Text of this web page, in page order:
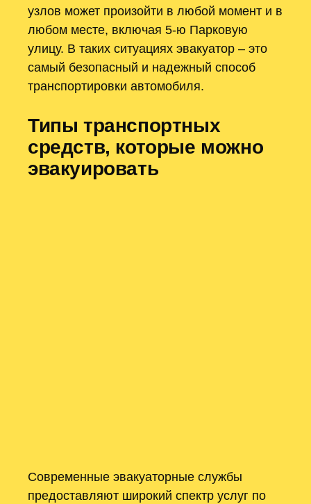
узлов может произойти в любой момент и в
любом месте, включая 5-ю Парковую
улицу. В таких ситуациях эвакуатор – это
самый безопасный и надежный способ
транспортировки автомобиля.
Типы транспортных
средств, которые можно
эвакуировать
Современные эвакуаторные службы
предоставляют широкий спектр услуг по